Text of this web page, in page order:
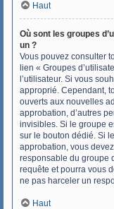
Haut
Où sont les groupes
un ?
Vous pouvez consulter
lien « Groupes
l’utilisateur. Si vous
approprié. Cependant,
ouverts aux nouvelles
approbation, d’autres
invisibles. Si le groupe
sur le bouton dédié. Si
approbation, vous
responsable du groupe
requête et pourra vous
ne pas harceler un
Haut